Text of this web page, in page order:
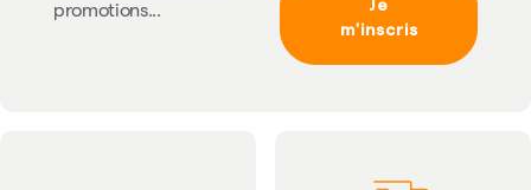
promotions...
Je
m'inscris